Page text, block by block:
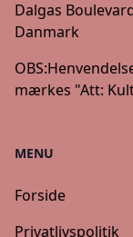
Dalgas
Danmark
OBS:
mærkes "Att:
MENU
Forside
Privatlivspolitik